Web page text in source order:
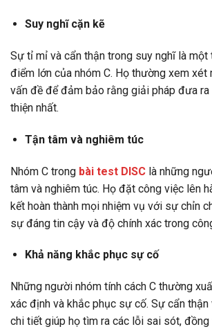
Suy nghĩ cặn kẽ
Sự tỉ mỉ và cẩn thận trong suy nghĩ là một
điểm lớn của nhóm C. Họ thường xem xét
vấn đề để đảm bảo rằng giải pháp đưa ra
thiện nhất.
Tận tâm và nghiêm túc
Nhóm C trong bài test DISC là những
tâm và nghiêm túc. Họ đặt công việc lên
kết hoàn thành mọi nhiệm vụ với sự chỉn
sự đáng tin cậy và độ chính xác trong
Khả năng khắc phục sự cố
Những người nhóm tính cách C thường
xác định và khắc phục sự cố. Sự cẩn
chi tiết giúp họ tìm ra các lỗi sai sót,